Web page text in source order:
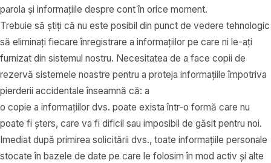
parola și informațiile despre cont în orice moment.
Trebuie să știți că nu este posibil din punct de vedere tehnologic
să eliminați fiecare înregistrare a informațiilor pe care ni le-ați
furnizat din sistemul nostru. Necesitatea de a face copii de
rezervă sistemele noastre pentru a proteja informațiile împotriva
pierderii accidentale înseamnă că: a
o copie a informațiilor dvs. poate exista într-o formă care nu
poate fi șters, care va fi dificil sau imposibil de găsit pentru noi.
Imediat după primirea solicitării dvs., toate informațiile personale
stocate în bazele de date pe care le folosim în mod activ și alte